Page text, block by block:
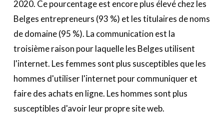
2020. Ce pourcentage est encore plus élevé chez les
Belges entrepreneurs (93 %) et les titulaires de noms
de domaine (95 %). La communication est la
troisième raison pour laquelle les Belges utilisent
l'internet. Les femmes sont plus susceptibles que les
hommes d'utiliser l'internet pour communiquer et
faire des achats en ligne. Les hommes sont plus
susceptibles d'avoir leur propre site web.